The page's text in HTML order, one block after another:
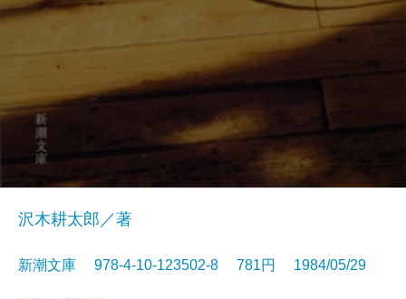
沢木耕太郎／著
新潮文庫 978-4-10-123502-8 781円 1984/05/29